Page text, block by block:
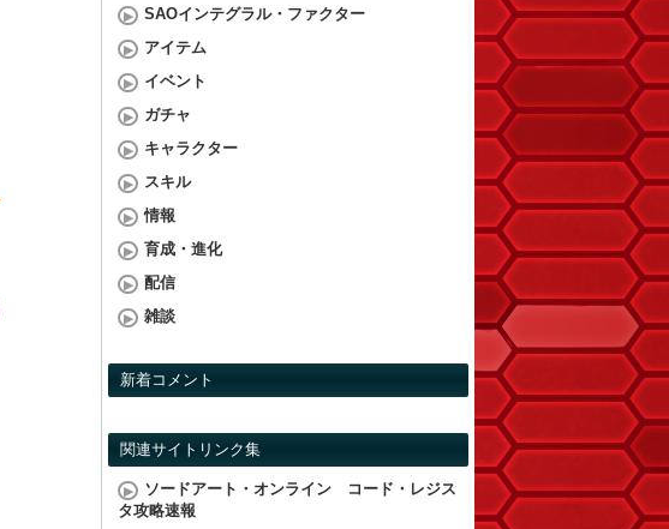
SAOインテグラル・ファクター
アイテム
イベント
ガチャ
キャラクター
スキル
情報
育成・進化
配信
雑談
新着コメント
関連サイトリンク集
ソードアート・オンライン コード・レジス
タ攻略速報